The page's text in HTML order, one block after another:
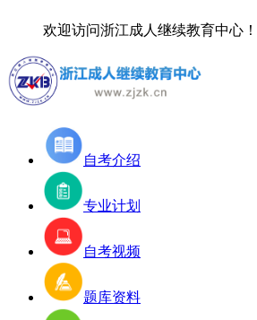
欢迎访问浙江成人继续教育中心！
自考介绍
专业计划
自考视频
题库资料